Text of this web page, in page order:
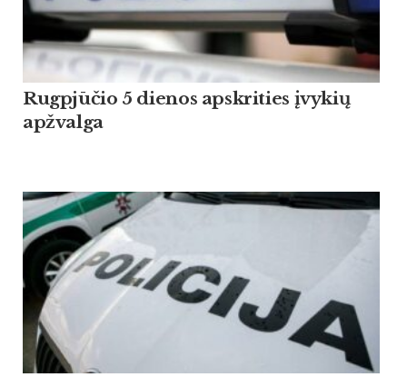
Rugpjūčio 5 dienos apskrities įvykių
apžvalga